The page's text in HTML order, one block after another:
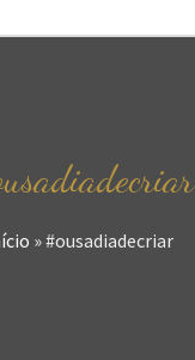
»#ousadiadecriar